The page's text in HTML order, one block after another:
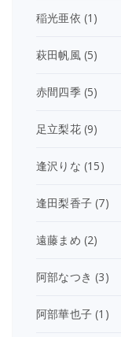
稲光亜依 (1)
萩田帆風(5)
赤間四季(5)
足立梨花(9)
逢沢りな (15)
逢田梨香子 (7)
遠藤まめ (2)
阿部なつき (3)
阿部華也子 (1)